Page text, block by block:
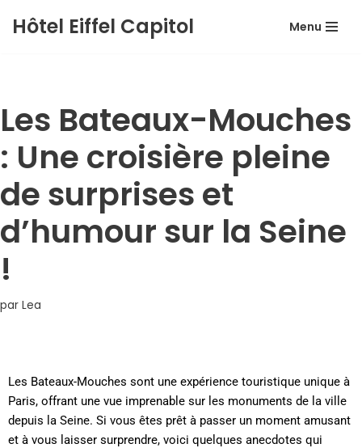
Hôtel Eiffel Capitol Menu
Les Bateaux-Mouches
: Une croisière pleine
de surprises et
d’humour sur la Seine
!
par Lea
Les Bateaux-Mouches sont une expérience touristique unique à
Paris, offrant une vue imprenable sur les monuments de la ville
depuis la Seine. Si vous êtes prêt à passer un moment amusant
et à vous laisser surprendre, voici quelques anecdotes qui